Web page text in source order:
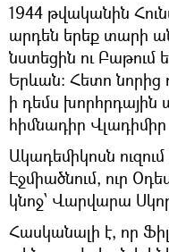
1944 թվականին
արդեն երեք տարի
նստեցին ու
Երևան։ Հետո
ի դեմս խորհրդային
հիմնադիր
Ակադեմիկոսն
Էջմիածնում, ուր
կնոջ՝ Վարվարա
Հասկանալի է, որ